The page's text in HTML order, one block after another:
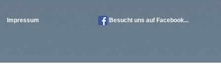
Impressum Besucht uns auf Facebook...